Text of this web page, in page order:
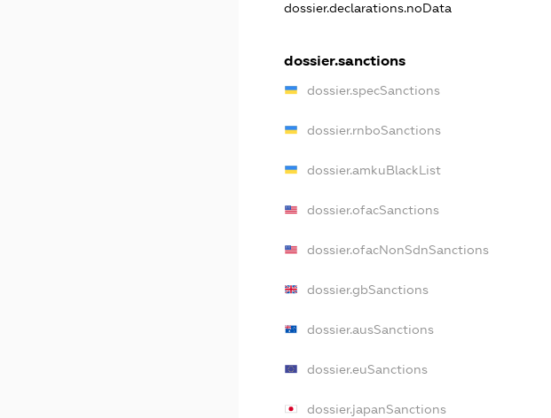
dossier.declarations.noData
dossier.sanctions
dossier.specSanctions
dossier.rnboSanctions
dossier.amkuBlackList
dossier.ofacSanctions
dossier.ofacNonSdnSanctions
dossier.gbSanctions
dossier.ausSanctions
dossier.euSanctions
dossier.japanSanctions